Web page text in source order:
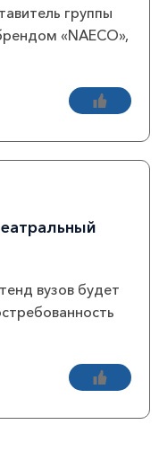
группы
«NAECO»,
вузов будет